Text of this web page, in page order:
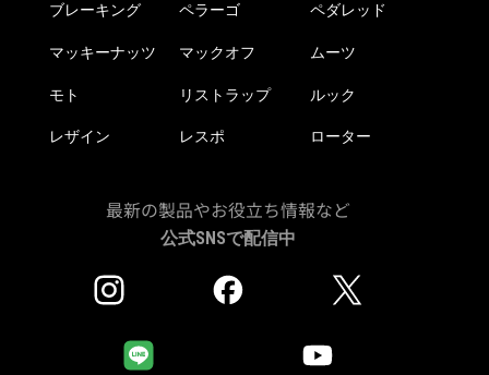
ブレーキング ペラーゴ ペダレッド
マッキーナッツ マックオフ ムーツ
モト リストラップ ルック
レザイン レスポ ローター
最新の製品やお役立ち情報など
公式SNSで配信中